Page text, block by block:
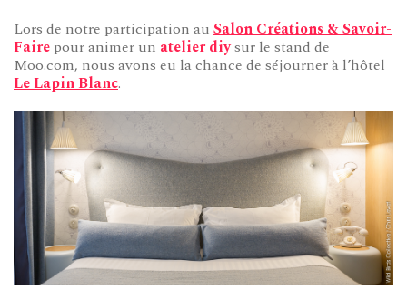
Lors de notre participation au Salon Créations & Savoir-
Faire pour animer un atelier diysur le stand de
Moo.com, nous avons eu la chance de séjourner à l’hôtel
Le Lapin Blanc.